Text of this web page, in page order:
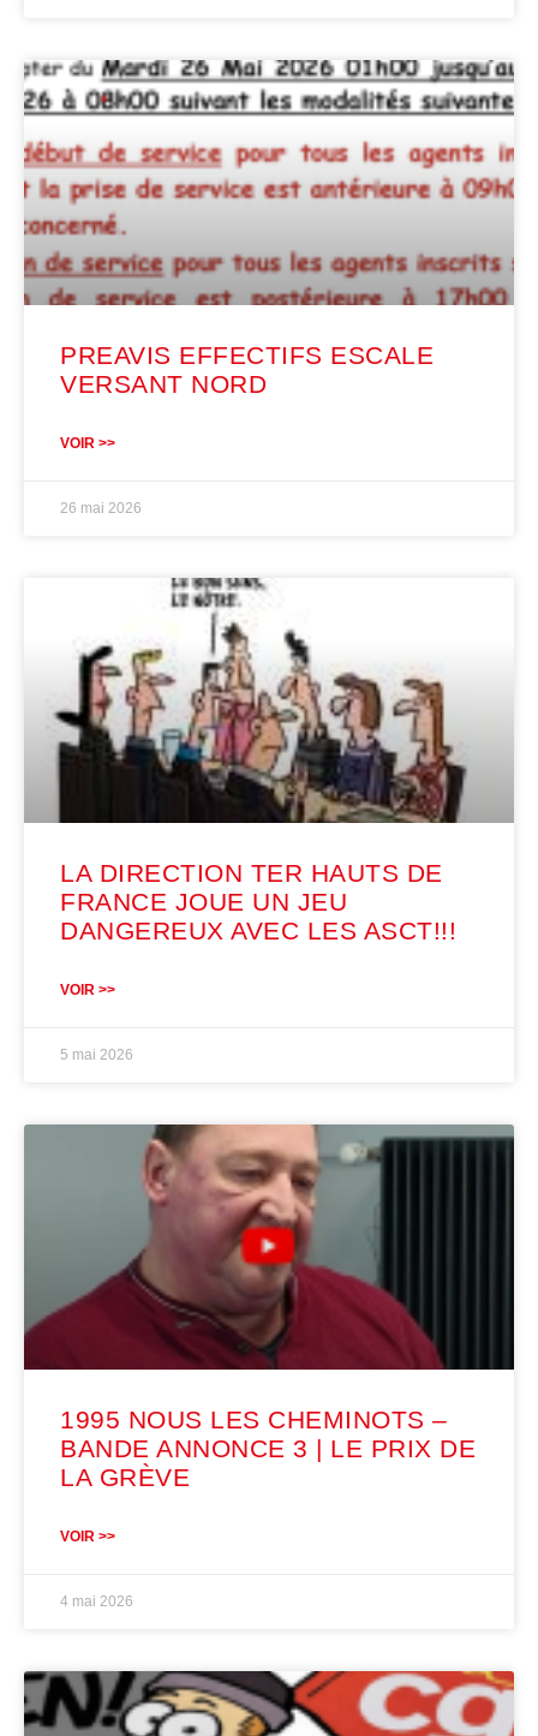
PREAVIS EFFECTIFS ESCALE
VERSANT NORD
VOIR >>
26 mai 2026
LA DIRECTION TER HAUTS DE
FRANCE JOUE UN JEU
DANGEREUX AVEC LES ASCT!!!
VOIR >>
5 mai 2026
1995 NOUS LES CHEMINOTS –
BANDE ANNONCE 3 | LE PRIX DE
LA GRÈVE
VOIR >>
4 mai 2026